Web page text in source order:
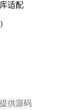
适配
供源码